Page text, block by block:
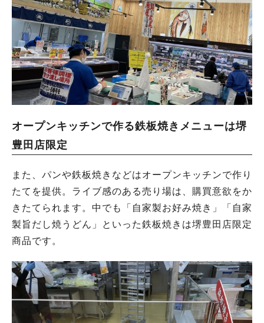
オープンキッチンで作る鉄板焼きメニューは堺
豊田店限定
また、パンや鉄板焼きなどはオープンキッチンで作り
たてを提供。ライブ感のある売り場は、購買意欲をか
きたてられます。中でも「自家製お好み焼き」「自家
製旨だし焼うどん」といった鉄板焼きは堺豊田店限定
商品です。